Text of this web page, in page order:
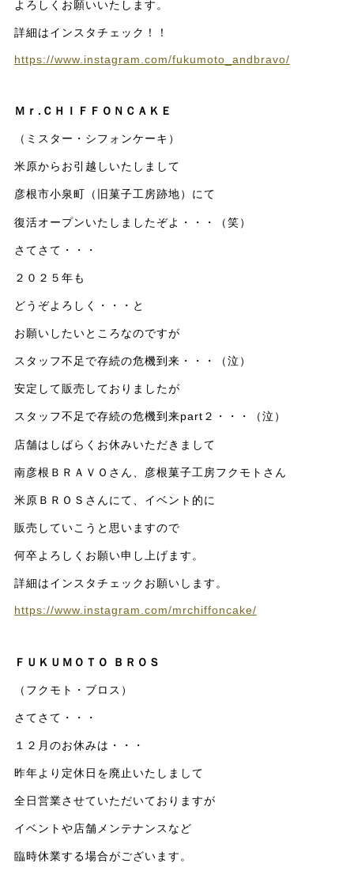
よろしくお願いいたします。
詳細はインスタチェック！！
https://www.instagram.com/fukumoto_andbravo/
Ｍｒ.ＣＨＩＦＦＯＮＣＡＫＥ
（ミスター・シフォンケーキ）
米原からお引越しいたしまして
彦根市小泉町（旧菓子工房跡地）にて
復活オープンいたしましたぞよ・・・（笑）
さてさて・・・
２０２５年も
どうぞよろしく・・・と
お願いしたいところなのですが
スタッフ不足で存続の危機到来・・・（泣）
安定して販売しておりましたが
スタッフ不足で存続の危機到来part２・・・（泣）
店舗はしばらくお休みいただきまして
南彦根ＢＲＡＶＯさん、彦根菓子工房フクモトさん
米原ＢＲＯＳさんにて、イベント的に
販売していこうと思いますので
何卒よろしくお願い申し上げます。
詳細はインスタチェックお願いします。
https://www.instagram.com/mrchiffoncake/
ＦＵＫＵＭＯＴＯ ＢＲＯＳ
（フクモト・ブロス）
さてさて・・・
１２月のお休みは・・・
昨年より定休日を廃止いたしまして
全日営業させていただいておりますが
イベントや店舗メンテナンスなど
臨時休業する場合がございます。